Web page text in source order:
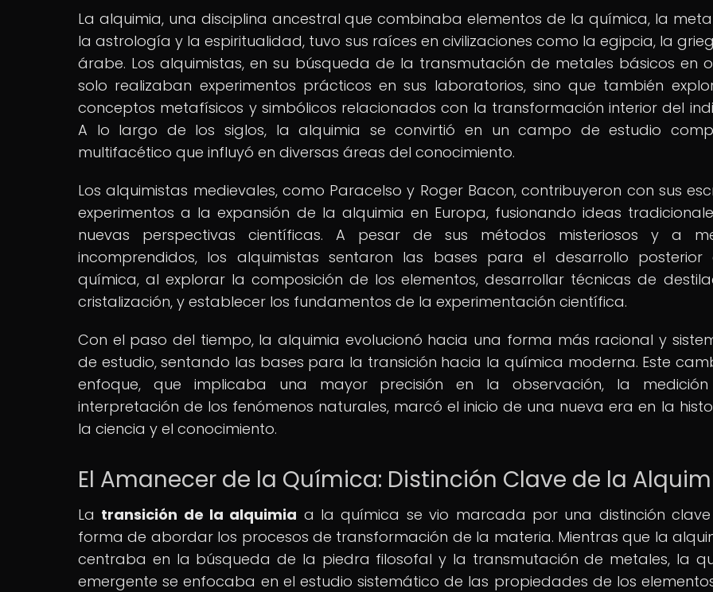
La alquimia, una disciplina ancestral que combinaba elementos de la química, la
la astrología y la espiritualidad, tuvo sus raíces en civilizaciones como la egipcia, la
árabe. Los alquimistas, en su búsqueda de la transmutación de metales básicos en
solo realizaban experimentos prácticos en sus laboratorios, sino que también
conceptos metafísicos y simbólicos relacionados con la transformación interior del
A lo largo de los siglos, la alquimia se convirtió en un campo de estudio
multifacético que influyó en diversas áreas del conocimiento.
Los alquimistas medievales, como Paracelso y Roger Bacon, contribuyeron con sus
experimentos a la expansión de la alquimia en Europa, fusionando ideas
nuevas perspectivas científicas. A pesar de sus métodos misteriosos y a
incomprendidos, los alquimistas sentaron las bases para el desarrollo
química, al explorar la composición de los elementos, desarrollar técnicas de
cristalización, y establecer los fundamentos de la experimentación científica.
Con el paso del tiempo, la alquimia evolucionó hacia una forma más racional y
de estudio, sentando las bases para la transición hacia la química moderna. Este
enfoque, que implicaba una mayor precisión en la observación, la
interpretación de los fenómenos naturales, marcó el inicio de una nueva era en la
la ciencia y el conocimiento.
El Amanecer de la Química: Distinción Clave de la
La transición de la alquimia a la química se vio marcada por una distinción
forma de abordar los procesos de transformación de la materia. Mientras que la
centraba en la búsqueda de la piedra filosofal y la transmutación de metales, la
emergente se enfocaba en el estudio sistemático de las propiedades de los